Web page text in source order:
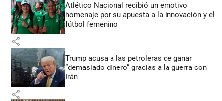
Atlético Nacional recibió un emotivo
homenaje por su apuesta a la innovación y el
fútbol femenino
share
Trump acusa a las petroleras de ganar
“demasiado dinero” gracias a la guerra con
Irán
share